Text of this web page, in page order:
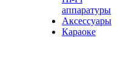
аппаратуры
Аксессуары
Караоке